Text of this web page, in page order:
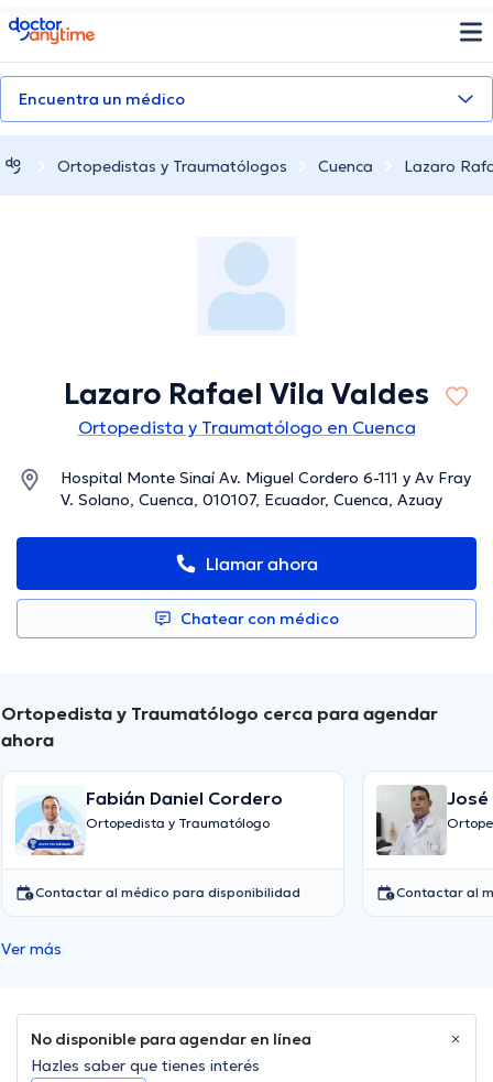
doctoranytime
Encuentra un médico
Ortopedistas y Traumatólogos Cuenca Lazaro
Lazaro Rafael Vila Valdes
Ortopedista y Traumatólogo en Cuenca
Hospital Monte Sinaí Av. Miguel Cordero 6-111 y Av Fray
V. Solano, Cuenca, 010107, Ecuador, Cuenca, Azuay
Llamar ahora
Chatear con médico
Ortopedista y Traumatólogo cerca para agendar
ahora
Fabián Daniel Cordero
Ortopedista y Traumatólogo
Contactar al médico para disponibilidad
José
Contactar al
Ver más
No disponible para agendar en línea
Hazles saber que tienes interés